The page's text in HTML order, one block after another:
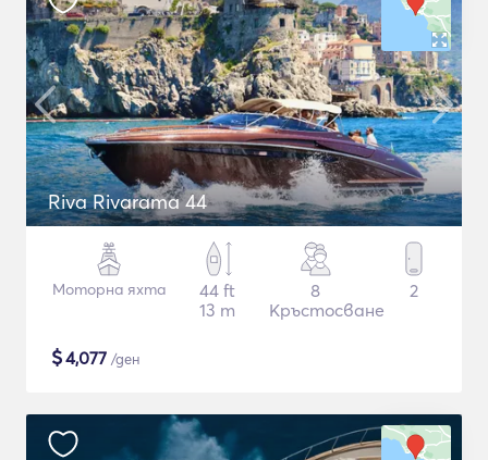
Riva Rivarama 44
Моторна яхта
44 ft
13 m
8
Кръстосване
2
$4,077 /ден